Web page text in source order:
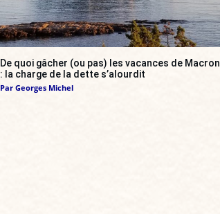
De quoi gâcher (ou pas) les vacances de Macron
: la charge de la dette s’alourdit
Par Georges Michel